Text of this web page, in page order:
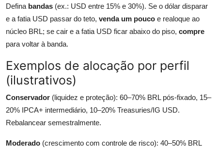
Defina bandas (ex.: USD entre 15% e 30%). Se o dólar disparar
e a fatia USD passar do teto, venda um pouco e realoque ao
núcleo BRL; se cair e a fatia USD ficar abaixo do piso, compre
para voltar à banda.
Exemplos de alocação por perfil
(ilustrativos)
Conservador (liquidez e proteção): 60–70% BRL pós-fixado, 15–
20% IPCA+ intermediário, 10–20% Treasuries/IG USD.
Rebalancear semestralmente.
Moderado (crescimento com controle de risco): 40–50% BRL